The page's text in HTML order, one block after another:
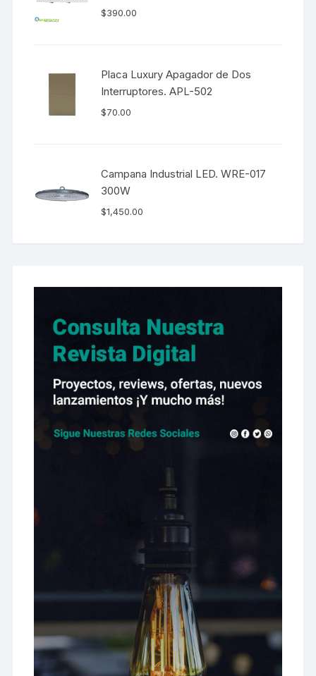
$390.00
Placa Luxury Apagador de Dos
Interruptores. APL-502
$70.00
Campana Industrial LED. WRE-017
300W
$1,450.00